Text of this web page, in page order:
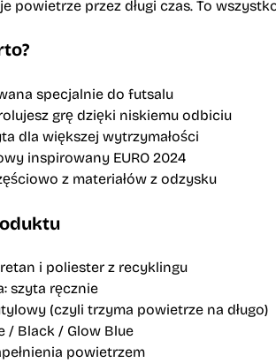
powietrze przez długi czas. To
specjalnie do futsalu
grę dzięki niskiemu odbiciu
dla większej wytrzymałości
inspirowany EURO 2024
z materiałów z odzysku
i poliester z recyklingu
szyta ręcznie
(czyli trzyma powietrze na długo)
/ Black / Glow Blue
powietrzem